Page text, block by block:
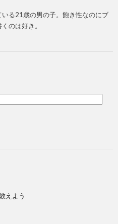
る21歳の男の子。飽き性なのにブ
のは好き。
えよう